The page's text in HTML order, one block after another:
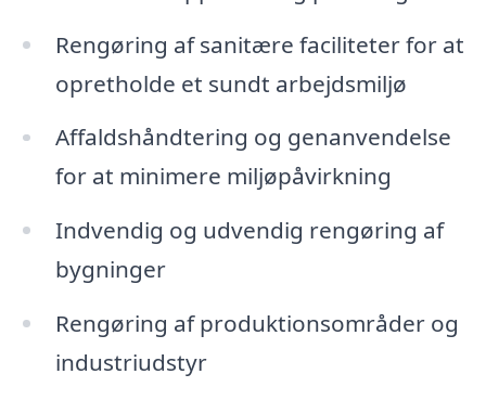
Rengøring af sanitære faciliteter for at
opretholde et sundt arbejdsmiljø
Affaldshåndtering og genanvendelse
for at minimere miljøpåvirkning
Indvendig og udvendig rengøring af
bygninger
Rengøring af produktionsområder og
industriudstyr